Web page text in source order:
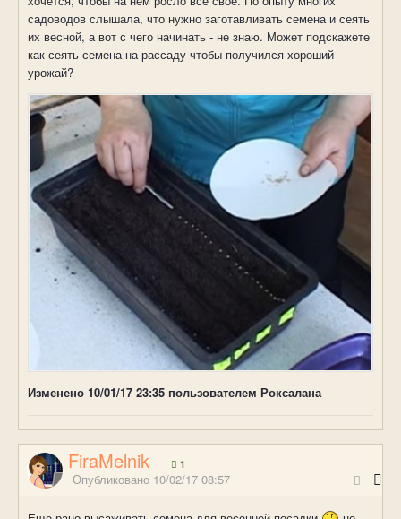
садоводов слышала, что нужно заготавливать семена и сеять
их весной, а вот с чего начинать - не знаю. Может подскажете
как сеять семена на рассаду чтобы получился хороший
урожай?
Изменено 10/01/17 23:35 пользователем Роксалана
FiraMelnik 1
Опубликовано 10/02/17 08:57